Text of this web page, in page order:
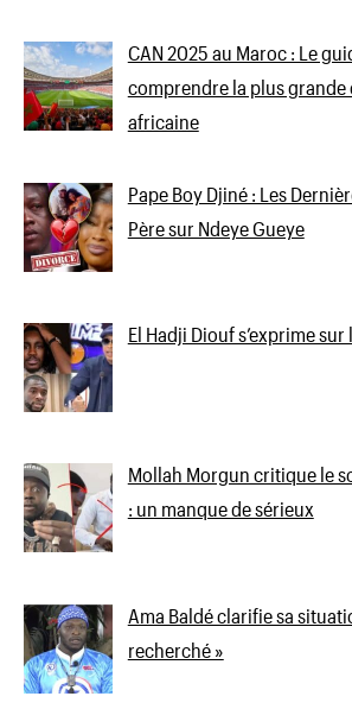
CAN 2025 au Maroc : Le
comprendre la plus
africaine
Pape Boy Djiné : Les
Père sur Ndeye Gueye
El Hadji Diouf s’exprime sur
Mollah Morgun critique le
: un manque de sérieux
Ama Baldé clarifie sa
recherché »